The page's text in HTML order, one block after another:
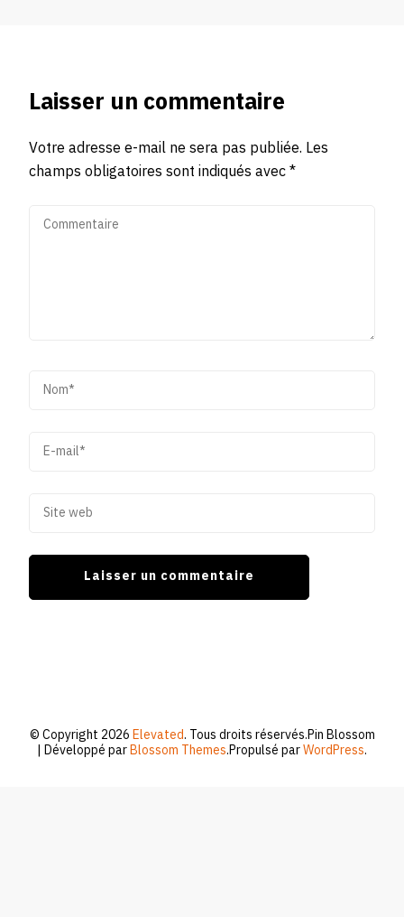
Laisser un commentaire
Votre adresse e-mail ne sera pas publiée. Les
champs obligatoires sont indiqués avec*
© Copyright 2026Elevated. Tous droits réservés.Pin Blossom
| Développé parBlossom Themes.Propulsé parWordPress.